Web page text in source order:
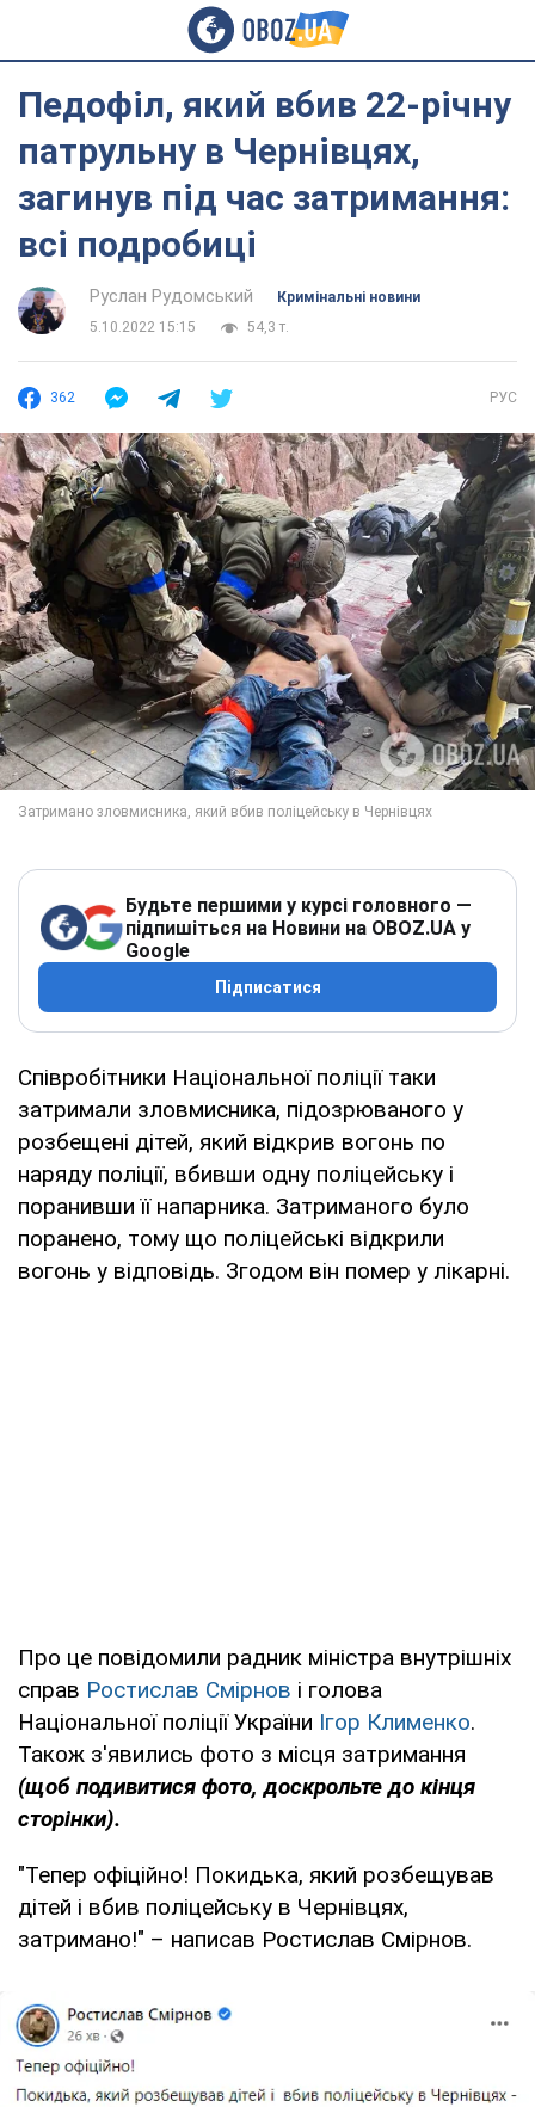
Педофіл, який вбив 22-річну
патрульну в Чернівцях,
загинув під час затримання:
всі подробиці
Руслан Рудомський
Кримінальні новини
5.10.2022 15:15
54,3 т.
362 РУС
Будьте першими у курсі головного —
підпишіться на Новини на OBOZ.UA у
Google
Підписатися
Співробітники Національної поліції таки
затримали зловмисника, підозрюваного у
розбещені дітей, який відкрив вогонь по
наряду поліції, вбивши одну поліцейську і
поранивши її напарника. Затриманого було
поранено, тому що поліцейські відкрили
вогонь у відповідь. Згодом він помер у лікарні.
Про це повідомили радник міністра внутрішніх
справ Ростислав Смірнов і голова
Національної поліції України Ігор Клименко.
Також з'явились фото з місця затримання
(щоб подивитися фото, доскрольте до кінця
сторінки).
"Тепер офіційно! Покидька, який розбещував
дітей і вбив поліцейську в Чернівцях,
затримано!" – написав Ростислав Смірнов.